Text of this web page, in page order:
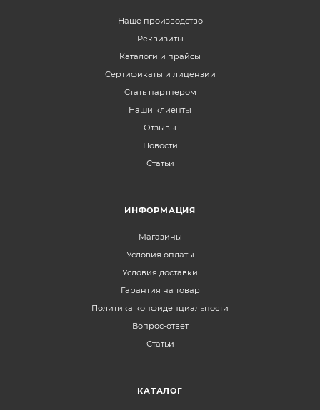
Наше производство
Реквизиты
Каталоги и прайсы
Сертификаты и лицензии
Стать партнером
Наши клиенты
Отзывы
Новости
Статьи
ИНФОРМАЦИЯ
Магазины
Условия оплаты
Условия доставки
Гарантия на товар
Политика конфиденциальности
Вопрос-ответ
Статьи
КАТАЛОГ